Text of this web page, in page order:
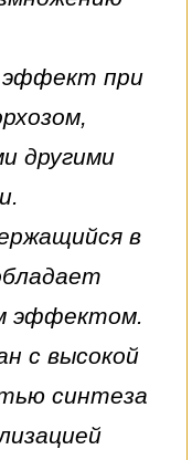
эффект при
другими
в
эффектом.
с высокой
синтеза